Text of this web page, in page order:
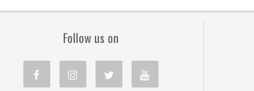
Follow us on